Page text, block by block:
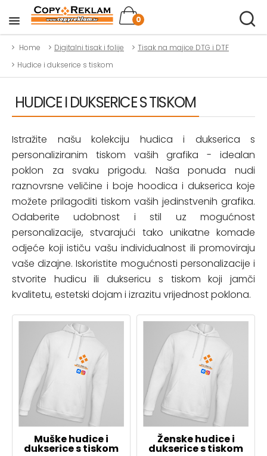
0
Home Digitalni tisak i folije
Tisak na majice DTG i DTF
Hudice i dukserice s tiskom
HUDICE I DUKSERICE S TISKOM
Istražite našu kolekciju hudica i dukserica s
personaliziranim tiskom vaših grafika - idealan
poklon za svaku prigodu. Naša ponuda nudi
raznovrsne veličine i boje hoodica i dukserica koje
možete prilagoditi tiskom vaših jedinstvenih grafika.
Odaberite udobnost i stil uz mogućnost
personalizacije, stvarajući tako unikatne komade
odjeće koji ističu vašu individualnost ili promoviraju
vaše dizajne. Iskoristite mogućnosti personalizacije i
stvorite hudicu ili duksericu s tiskom koji jamči
kvalitetu, estetski dojam i izrazitu vrijednost poklona.
Muške hudice i
dukserice s tiskom
Ženske hudice i
dukserice s tiskom